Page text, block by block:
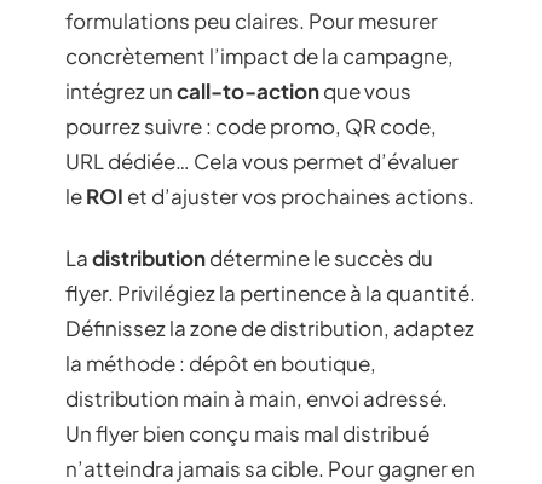
formulations peu claires. Pour mesurer
concrètement l’impact de la campagne,
intégrez uncall-to-actionque vous
pourrez suivre : code promo, QR code,
URL dédiée… Cela vous permet d’évaluer
leROI et d’ajuster vos prochaines actions.
Ladistributiondétermine le succès du
flyer. Privilégiez la pertinence à la quantité.
Définissez la zone de distribution, adaptez
la méthode : dépôt en boutique,
distribution main à main, envoi adressé.
Un flyer bien conçu mais mal distribué
n’atteindra jamais sa cible. Pour gagner en